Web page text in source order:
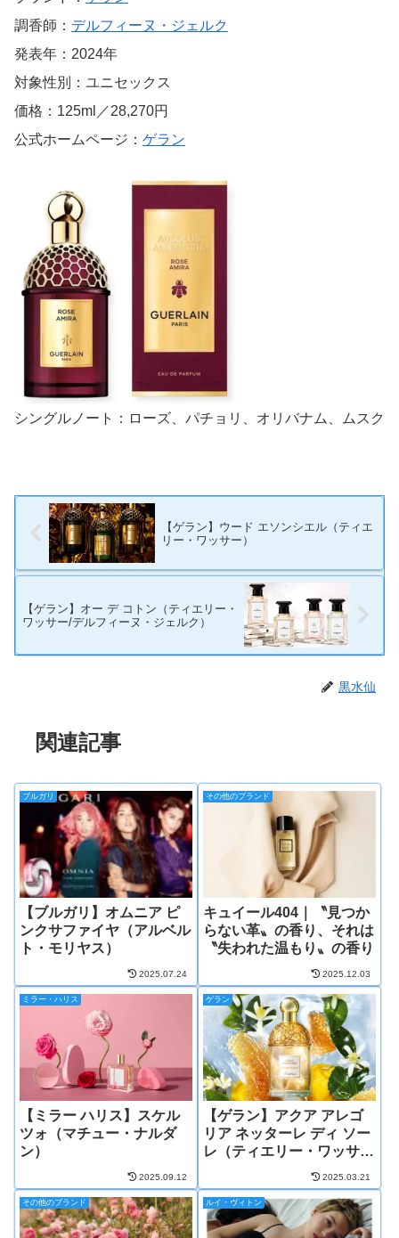
調香師： デルフィーヌ・ジェルク
発表年：2024年
対象性別：ユニセックス
価格：125ml／28,270円
公式ホームページ： ゲラン
シングルノート：ローズ、パチョリ、オリバナム、ムスク
【ゲラン】ウード エソンシエル（ティエ
リー・ワッサー）
【ゲラン】オー デ コトン（ティエリー・
ワッサー/デルフィーヌ・ジェルク）
黒水仙
関連記事
ブルガリ
【ブルガリ】オムニア ピ
ンクサファイヤ（アルベル
ト・モリヤス）
2025.07.24
その他のブランド
キュイール404｜〝見つか
らない革〟の香り、それは
〝失われた温もり〟の香り
2025.12.03
ミラー・ハリス
【ミラー ハリス】スケル
ツォ（マチュー・ナルダ
ン）
2025.09.12
ゲラン
【ゲラン】アクア アレゴ
リア ネッターレ ディ ソー
レ（ティエリー・ワッサ
ー/デルフィーヌ・ジェル
ク）
2025.03.21
その他のブランド ルイ・ヴィトン